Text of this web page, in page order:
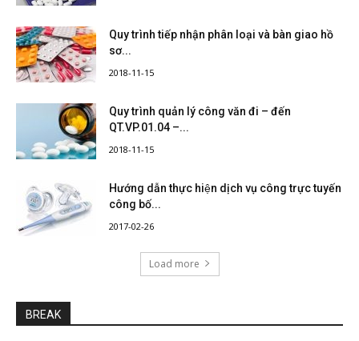
Quy trình tiếp nhận phân loại và bàn giao hồ
sơ...
2018-11-15
Quy trình quản lý công văn đi – đến
QT.VP.01.04 –...
2018-11-15
Hướng dẫn thực hiện dịch vụ công trực tuyến
công bố...
2017-02-26
Load more
BREAK